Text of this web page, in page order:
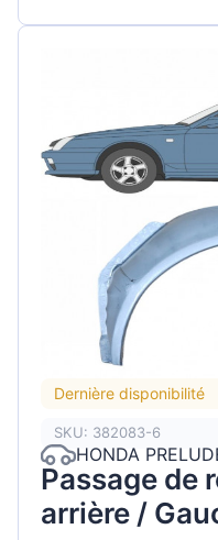
Dernière disponibilité
SKU: 382083-6
HONDA
Passage de
arrière /